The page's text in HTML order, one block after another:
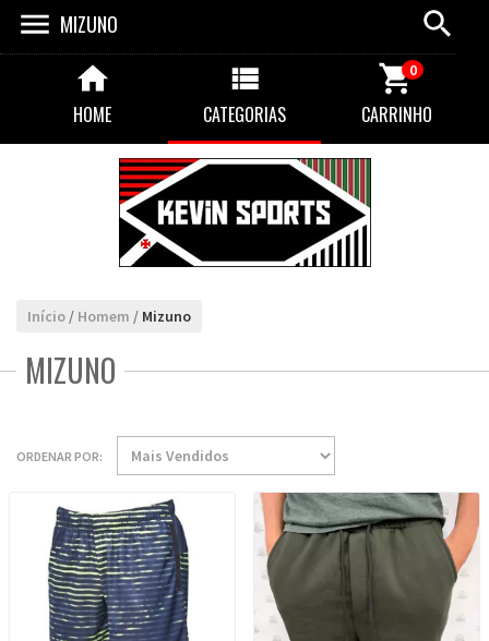
MIZUNO
HOME CATEGORIAS CARRINHO
0
Início / Homem / Mizuno
MIZUNO
ORDENAR POR: